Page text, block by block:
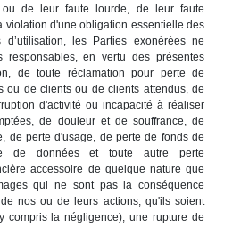
de leur faute lourde, de leur faute
violation d'une obligation essentielle des
d’utilisation, les Parties exonérées ne
responsables, en vertu des présentes
de toute réclamation pour perte de
ou de clients ou de clients attendus, de
d'activité ou incapacité à réaliser
de douleur et de souffrance, de
de perte d'usage, de perte de fonds de
de données et toute autre perte
accessoire de quelque nature que
qui ne sont pas la conséquence
nos ou de leurs actions, qu'ils soient
compris la négligence), une rupture de